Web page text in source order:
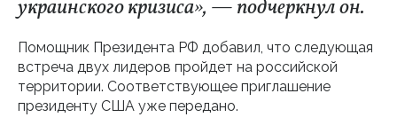
украинского кризиса», — подчеркнул он.
Помощник Президента РФ добавил, что следующая
встреча двух лидеров пройдет на российской
территории. Соответствующее приглашение
президенту США уже передано.